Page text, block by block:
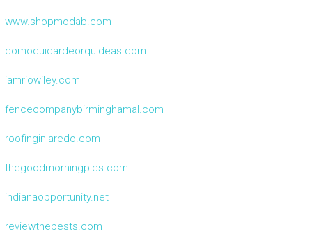
www.shopmodab.com
comocuidardeorquideas.com
iamriowiley.com
fencecompanybirminghamal.com
roofinginlaredo.com
thegoodmorningpics.com
indianaopportunity.net
reviewthebests.com